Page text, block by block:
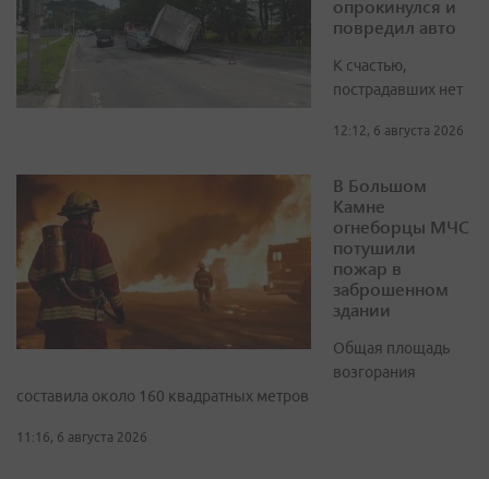
опрокинулся и
повредил авто
К счастью,
пострадавших нет
12:12, 6 августа 2026
В Большом
Камне
огнеборцы МЧС
потушили
пожар в
заброшенном
здании
Общая площадь
возгорания
составила около 160 квадратных метров
11:16, 6 августа 2026